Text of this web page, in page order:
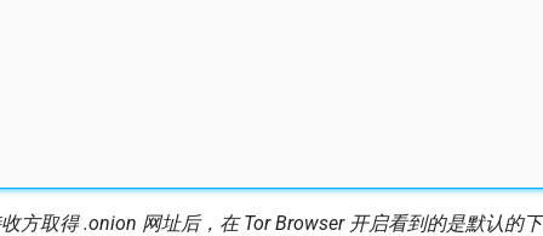
方取得 .onion 网址后，在 Tor Browser 开启看到的是默认的